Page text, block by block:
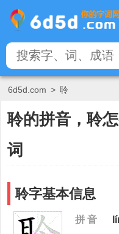
6d5d.com > 聆
聆的拼音，聆
词
聆字基本信息
拼 音